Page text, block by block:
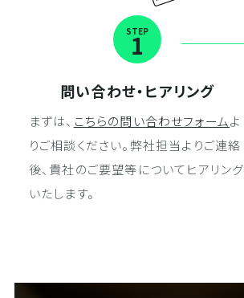
STEP
1
問い合わせ・ヒアリング
まずは、 こちらの問い合わせフォームよ
りご相談ください。弊社担当よりご連絡
後、貴社のご要望等についてヒアリング
いたします。